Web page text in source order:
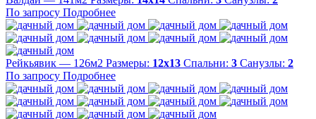
По запросу Подробнее
Рейкьявик — 126м2 Размеры: 12х13 Спальни: 3 Санузлы: 2
По запросу Подробнее